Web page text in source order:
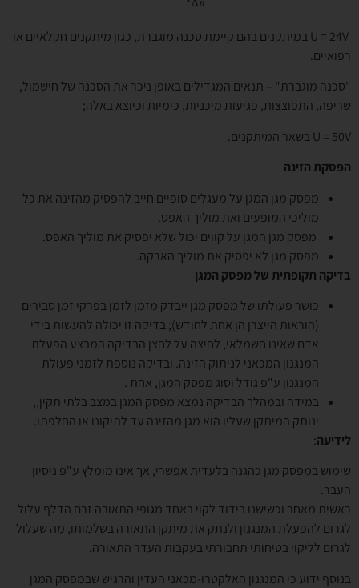
U = 24V במיתקנים בהם קיימת סכנה מוגברת, כגון מיתקנים חקלאיים או
רפואיים.
"סכנה מוגברת" – תנאים המגדילים באופן ניכר את הסכנה של חישמול,
שריפה, התפוצצות, פגיעות מיכניות, כימיות וכיוצא באלה;
U = 50V בשאר המיתקנים.
הפסקת הזינה
מפסק מגן המגן על מעגלים סופיים חייב להפסיק מהזינה את כל
מוליכי המופעים ואת מוליך האפס.
מפסק מגן המגן על קווים יכול שלא יפסיק את מוליך האפס.
מפסק מגן לא יפסיק את מוליך הארקה.
בדיקה תקופתית של מפסק המגן
כושר פעולתו של מפסק מגן ייבדק מזמן לזמן בפרקי זמן סבירים
(הוראות הייצרן הן אחת לחודש); בדיקה זו יכולה להעשות בידי
אדם שאינו חשמלאי, לחיצה על לחצן הבדיקה המבצע הפעלת
המנגנון המכאני לניתוק הזינה. ובדיקה נוספת לזמני פעולת
המנגנון ע"פ גודל וסוג מפסק המגן, אחת .
במידה ובמהלך הבדיקה נמצא מפסק המגן במצב בלתי תקין,,
ינותק המיתקן שעליו הוא מגן מהזינה עד לתיקונו או החלפתו.
לידיעה:
שימוש במפסק מגן כהגנה בלעדית אפשרי, אך אינו מומלץ ע"פ ניסיון
העבר.
ראשית מאחר וכשישנו בידוד לקוי באחד מגופי התאורה זרם הדלף עלול
לגרום להפעלת המנגנון ולנתק את מיתקן התאורה בשלמותו, מה שעלול
לגרום לליקוי בטיחותי תחבורתי בעקבות העדר התאורה.
בנוסף ידוע כי המנגנון האלקטרו-מכאני העדין והרגיש שבמפסק המגן